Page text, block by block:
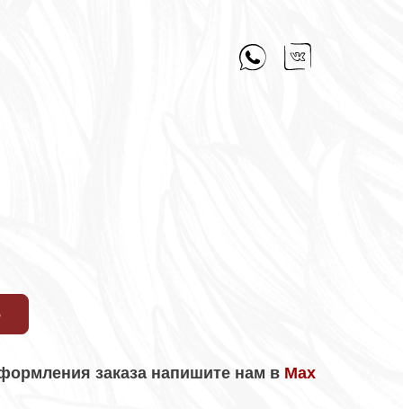
заказа напишите нам в Max